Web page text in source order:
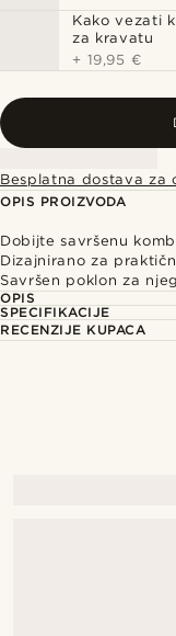
Kako vezati
za kravatu
+ 19,95 €
Besplatna dostava za
OPIS PROIZVODA
Dobijte savršenu
Dizajnirano za
Savršen poklon za
OPIS
SPECIFIKACIJE
RECENZIJE KUPACA